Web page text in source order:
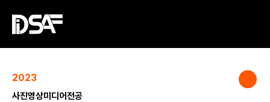
2023
사진영상미디어전공